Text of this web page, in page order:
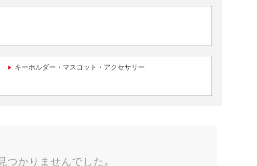
キーホルダー・マスコット・アクセサリー